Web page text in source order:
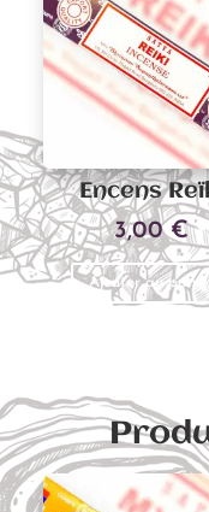
Encens
3,00€
Ajouter au